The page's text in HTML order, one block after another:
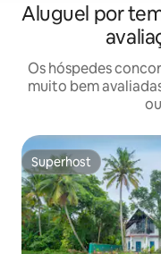
Aluguel por
Os hóspedes
muito bem
Superhost
Superhost